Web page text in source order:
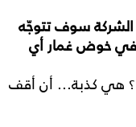
سوف تتوجّه
في خوض غمار أي
هي كذبة... أن أقف